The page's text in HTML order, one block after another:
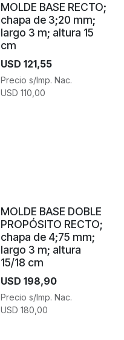
MOLDE BASE RECTO;
chapa de 3;20 mm;
largo 3 m; altura 15
cm
USD 121,55
Precio s/Imp. Nac.
USD 110,00
MOLDE BASE DOBLE
PROPÓSITO RECTO;
chapa de 4;75 mm;
largo 3 m; altura
15/18 cm
USD 198,90
Precio s/Imp. Nac.
USD 180,00